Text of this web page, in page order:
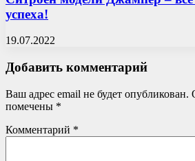
успеха!
19.07.2022
Добавить комментарий
Ваш адрес email не будет опубликован.
помечены *
Комментарий *